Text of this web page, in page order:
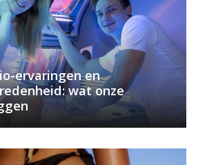
ervaringen en
wat onze